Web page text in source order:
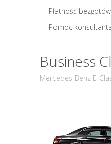
Płatność
Pomoc
Business
Mercedes-Benz E-